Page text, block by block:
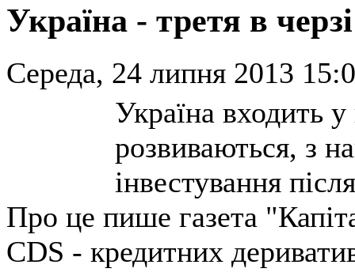
Україна - третя в
Середа, 24 липня 2013
Україна входить
розвиваються, з
інвестування
Про це пише газета
CDS - кредитних